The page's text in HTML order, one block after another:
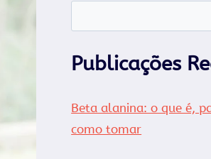
Publicações
Beta alanina: o que é,
como tomar